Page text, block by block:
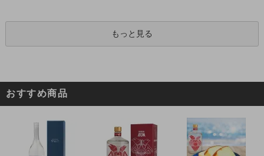
もっと見る
おすすめ商品